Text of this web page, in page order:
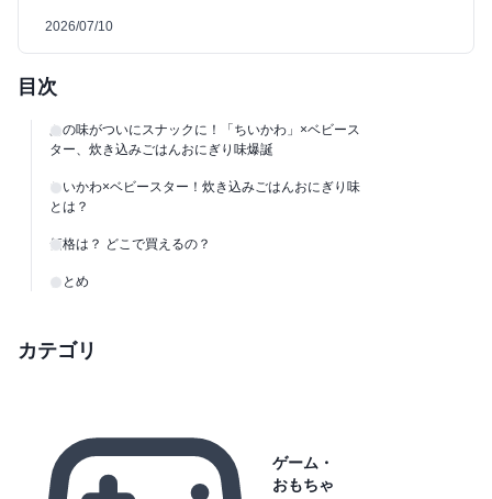
2026/07/10
目次
あの味がついにスナックに！「ちいかわ」×ベビース
ター、炊き込みごはんおにぎり味爆誕
ちいかわ×ベビースター！炊き込みごはんおにぎり味
とは？
価格は？ どこで買えるの？
まとめ
カテゴリ
ゲーム・
おもちゃ